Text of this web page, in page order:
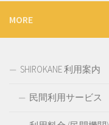
MORE
SHIROKANE 利用案内
民間利用サービス